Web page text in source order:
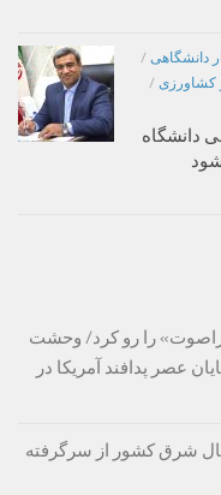
دانشگاهی /
کشاورزی /
دانشگاه
را رو کرد/ وحشت
استقرار انبوه «دی‌اف‑۱۷» و پایان عصر پدافند آمریکا در
شرق کشور از سرگرفته